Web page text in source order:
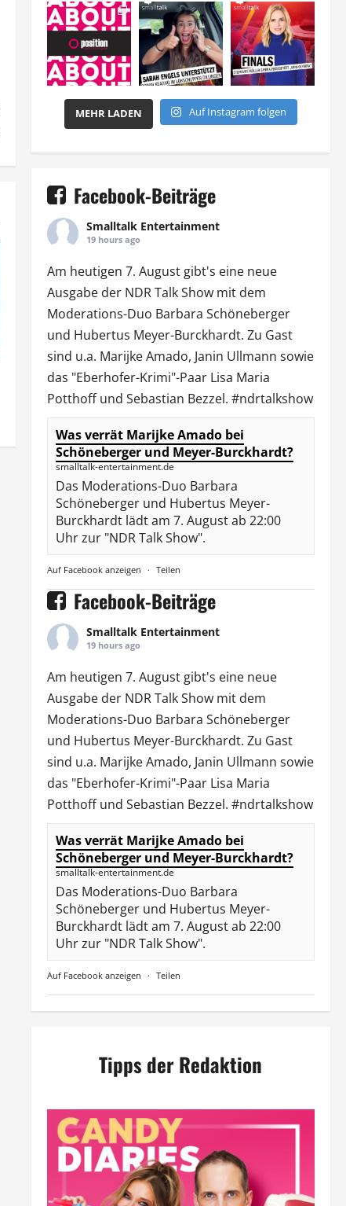
MEHR LADEN Auf Instagram folgen
Facebook-Beiträge
Smalltalk Entertainment
19 hours ago
Am heutigen 7. August gibt's eine neue
Ausgabe der NDR Talk Showmit dem
Moderations-Duo Barbara Schöneberger
und Hubertus Meyer-Burckhardt. Zu Gast
sind u.a. Marijke Amado, Janin Ullmann sowie
das "Eberhofer-Krimi"-Paar Lisa Maria
Potthoff und Sebastian Bezzel. #ndrtalkshow
Was verrät Marijke Amado bei
Schöneberger und Meyer-Burckhardt?
smalltalk-entertainment.de
Das Moderations-Duo Barbara
Schöneberger und Hubertus Meyer-
Burckhardt lädt am 7. August ab 22:00
Uhr zur "NDR Talk Show".
Auf Facebook anzeigen · Teilen
Facebook-Beiträge
Smalltalk Entertainment
19 hours ago
Am heutigen 7. August gibt's eine neue
Ausgabe der NDR Talk Showmit dem
Moderations-Duo Barbara Schöneberger
und Hubertus Meyer-Burckhardt. Zu Gast
sind u.a. Marijke Amado, Janin Ullmann sowie
das "Eberhofer-Krimi"-Paar Lisa Maria
Potthoff und Sebastian Bezzel. #ndrtalkshow
Was verrät Marijke Amado bei
Schöneberger und Meyer-Burckhardt?
smalltalk-entertainment.de
Das Moderations-Duo Barbara
Schöneberger und Hubertus Meyer-
Burckhardt lädt am 7. August ab 22:00
Uhr zur "NDR Talk Show".
Auf Facebook anzeigen · Teilen
Tipps der Redaktion